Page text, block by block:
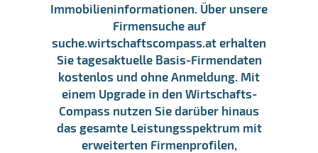
Immobilieninformationen. Über unsere
Firmensuche auf
suche.wirtschaftscompass.at erhalten
Sie tagesaktuelle Basis-Firmendaten
kostenlos und ohne Anmeldung. Mit
einem Upgrade in den Wirtschafts-
Compass nutzen Sie darüber hinaus
das gesamte Leistungsspektrum mit
erweiterten Firmenprofilen,